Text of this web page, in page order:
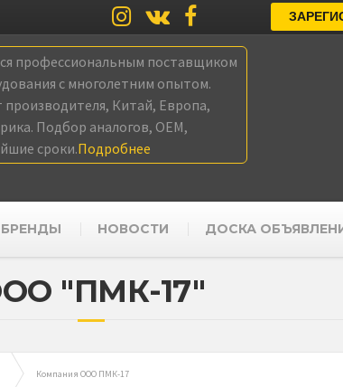
профессиональным поставщиком
с многолетним опытом.
Китай, Европа,
Подбор аналогов, OEM,
сроки.Подробнее
БРЕНДЫ НОВОСТИ ДОСКА
"ПМК-17"
Компания ООО ПМК-17